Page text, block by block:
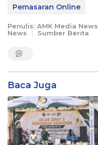
Pemasaran Online
Penulis: AMK Media News
News
Sumber Berita
Baca Juga